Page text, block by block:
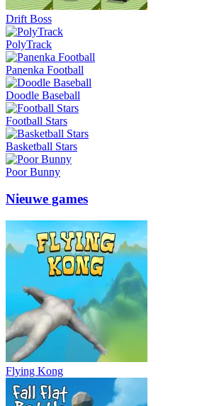
Drift Boss
PolyTrack
Panenka Football
Doodle Baseball
Football Stars
Basketball Stars
Poor Bunny
Nieuwe games
Flying Kong